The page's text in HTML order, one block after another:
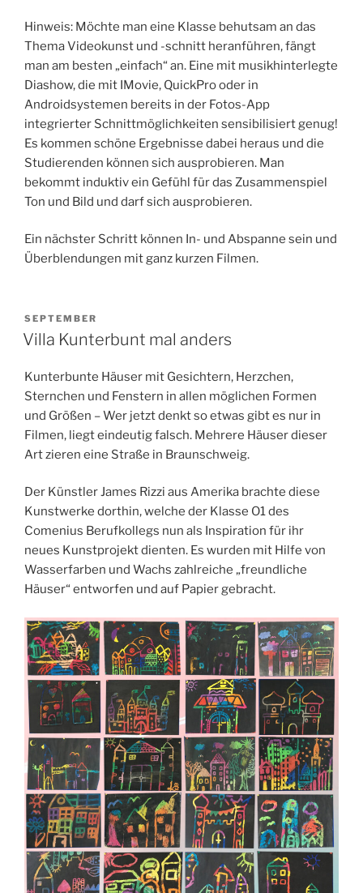
Hinweis: Möchte man eine Klasse behutsam an das
Thema Videokunst und -schnitt heranführen, fängt
man am besten „einfach“ an. Eine mit musikhinterlegte
Diashow, die mit IMovie, QuickPro oder in
Androidsystemen bereits in der Fotos-App
integrierter Schnittmöglichkeiten sensibilisiert genug!
Es kommen schöne Ergebnisse dabei heraus und die
Studierenden können sich ausprobieren. Man
bekommt induktiv ein Gefühl für das Zusammenspiel
Ton und Bild und darf sich ausprobieren.
Ein nächster Schritt können In- und Abspanne sein und
Überblendungen mit ganz kurzen Filmen.
VERÖFFENTLICHT
AM
SEPTEMBER
Villa Kunterbunt mal anders
Kunterbunte Häuser mit Gesichtern, Herzchen,
Sternchen und Fenstern in allen möglichen Formen
und Größen – Wer jetzt denkt so etwas gibt es nur in
Filmen, liegt eindeutig falsch. Mehrere Häuser dieser
Art zieren eine Straße in Braunschweig.
Der Künstler James Rizzi aus Amerika brachte diese
Kunstwerke dorthin, welche der Klasse O1 des
Comenius Berufkollegs nun als Inspiration für ihr
neues Kunstprojekt dienten. Es wurden mit Hilfe von
Wasserfarben und Wachs zahlreiche „freundliche
Häuser“ entworfen und auf Papier gebracht.